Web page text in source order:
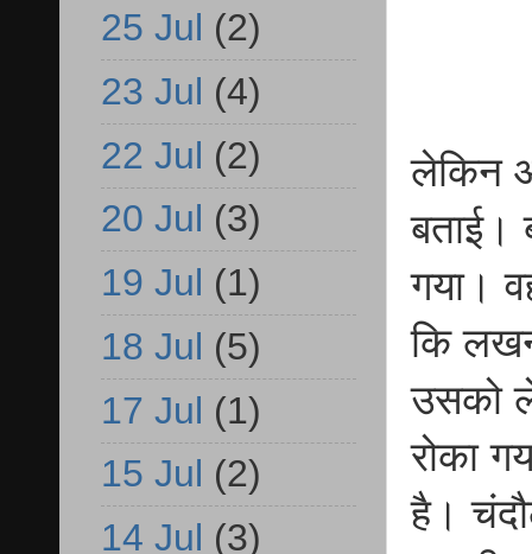
लेकिन
बताई।
गया।
कि
उसको
रोका
है।
25 Jul (2)
23 Jul (4)
22 Jul (2)
20 Jul (3)
19 Jul (1)
18 Jul (5)
17 Jul (1)
15 Jul (2)
14 Jul (3)